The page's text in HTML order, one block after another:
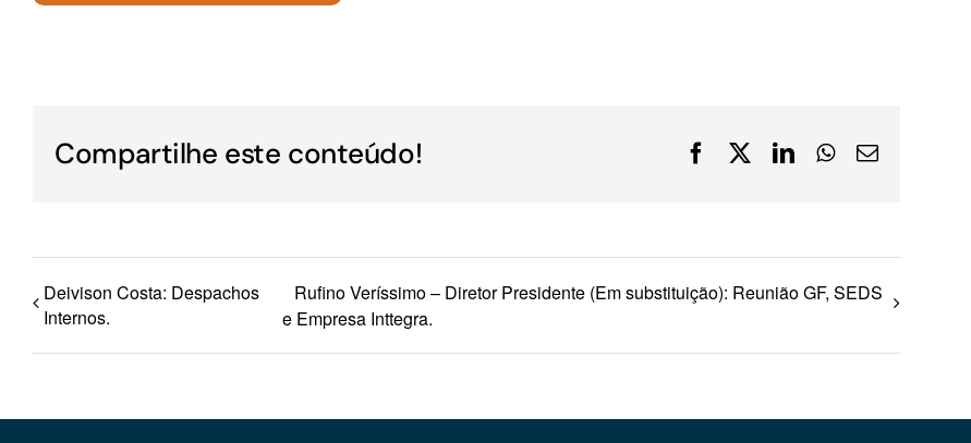
turismo
Compartilhe este conteúdo! FacebookLinkedInWhatsApp
E-
Deivison Costa: Despachos
Internos.
Rufino Veríssimo – Diretor Presidente (Em substituição): Reunião GF, SEDS
e Empresa Inttegra.